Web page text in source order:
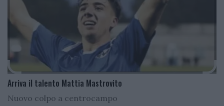
Arriva il talento Mattia Mastrovito
Nuovo colpo a centrocampo